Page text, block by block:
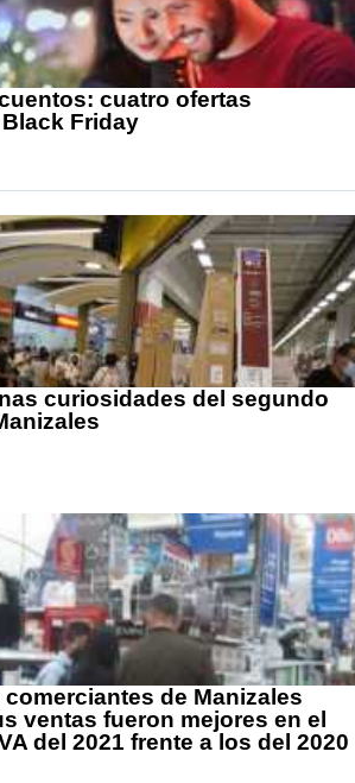
cuatro ofertas
Friday
curiosidades del segundo
comerciantes de Manizales
ventas fueron mejores en el
del 2021 frente a los del 2020